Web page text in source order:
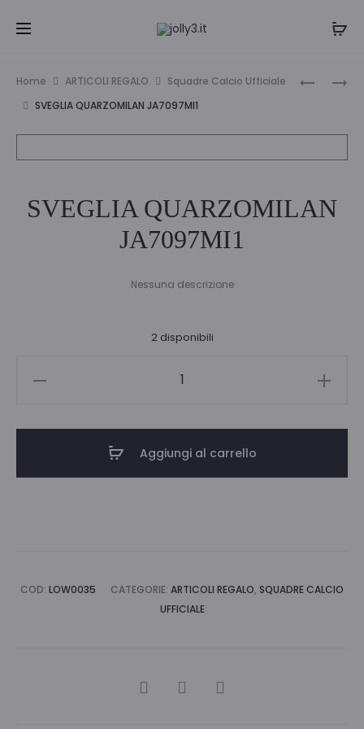
i
33MM.
P-
Home ARTICOLI REGALO
Squadre Calcio Ufficiale
SVEGLIA QUARZOMILAN JA7097MI1
SVEGLIA QUARZOMILAN
JA7097MI1
Nessuna descrizione
2 disponibili
Aggiungi al carrello
COD: LOW0035 CATEGORIE: ARTICOLI REGALO, SQUADRE CALCIO
UFFICIALE
CONDIVIDI